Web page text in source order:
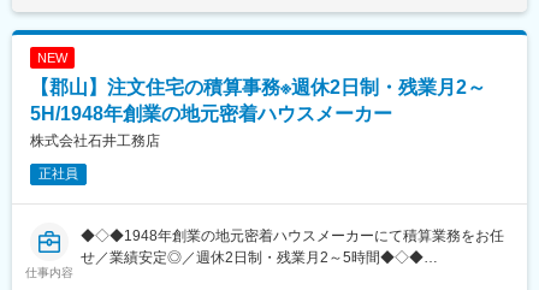
変更の範囲：会社の定める業務
15~20名程度の社員が所属しております。30代~40代の社員が多
く、落ち着いた社風です。
■教育体制／資格取得支援について：
・定期的な技術研修や独自の技術認定制度など
・受験料のみならず、資格取得のための研修や教材費の負担、受
手当を含めた表記です。
NEW
【郡山】注文住宅の積算事務※週休2日制・残業月2～
5H/1948年創業の地元密着ハウスメーカー
株式会社石井工務店
正社員
仕事内容
◆◇◆1948年創業の地元密着ハウスメーカーにて積算業務をお任
せ／業績安定◎／週休2日制・残業月2～5時間◆◇◆